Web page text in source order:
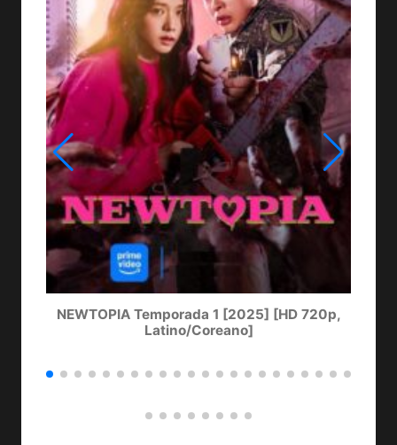
NEWTOPIA Temporada 1 [2025] [HD 720p,
Latino/Coreano]